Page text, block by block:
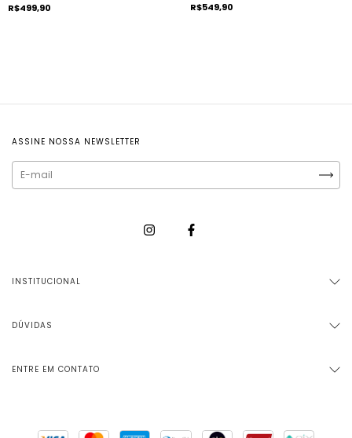
R$499,90 R$549,90
ASSINE NOSSA NEWSLETTER
INSTITUCIONAL
DÚVIDAS
ENTRE EM CONTATO